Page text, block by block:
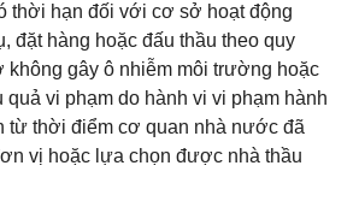
thời hạn đối với cơ sở hoạt động
đặt hàng hoặc đấu thầu theo quy
gây ô nhiễm môi trường hoặc
vi phạm do hành vi vi phạm hành
từ thời điểm cơ quan nhà nước đã
vị hoặc lựa chọn được nhà thầu